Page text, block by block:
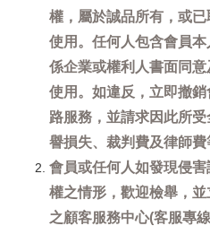
權，屬於誠品所有，或
使用。任何人包含會員
係企業或權利人書面同
使用。如違反，立即撤
路服務，並請求因此所
譽損失、裁判費及律師費
會員或任何人如發現侵
權之情形，歡迎檢舉，
之顧客服務中心(客服專